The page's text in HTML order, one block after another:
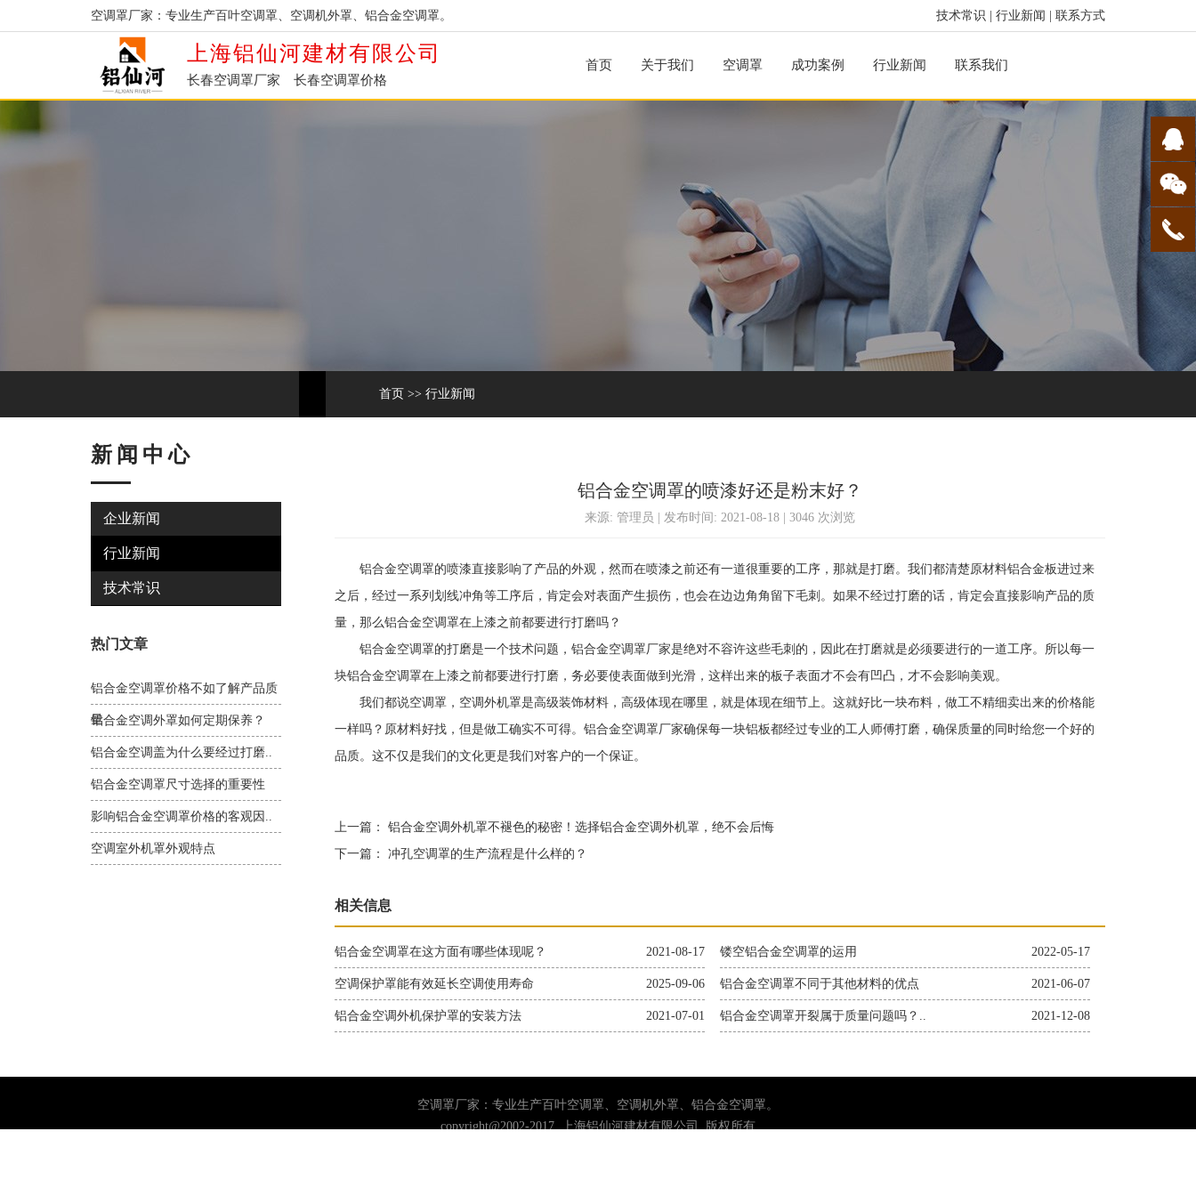
技术常识 行业新闻 联系方式
空调罩厂家：专业生产百叶空调罩、空调机外罩、铝合金空调罩。
上海铝仙河建材有限公司
长春空调罩厂家 长春空调罩价格
首页 关于我们 空调罩 成功案例 行业新闻 联系我们
首页 >> 行业新闻
新闻中心
企业新闻
行业新闻
技术常识
热门文章
铝合金空调罩价格不如了解产品质
量
铝合金空调外罩如何定期保养？
铝合金空调盖为什么要经过打磨..
铝合金空调罩尺寸选择的重要性
影响铝合金空调罩价格的客观因..
空调室外机罩外观特点
铝合金空调罩的喷漆好还是粉末好？
来源: 管理员 | 发布时间: 2021-08-18 | 3046 次浏览
铝合金空调罩的喷漆直接影响了产品的外观，然而在喷漆之前还有一道很重要的工序，那就是打磨。我们都清楚原材料铝合金板进过来
之后，经过一系列划线冲角等工序后，肯定会对表面产生损伤，也会在边边角角留下毛刺。如果不经过打磨的话，肯定会直接影响产品的质
量，那么铝合金空调罩在上漆之前都要进行打磨吗？
铝合金空调罩的打磨是一个技术问题，铝合金空调罩厂家是绝对不容许这些毛刺的，因此在打磨就是必须要进行的一道工序。所以每一
块铝合金空调罩在上漆之前都要进行打磨，务必要使表面做到光滑，这样出来的板子表面才不会有凹凸，才不会影响美观。
我们都说空调罩，空调外机罩是高级装饰材料，高级体现在哪里，就是体现在细节上。这就好比一块布料，做工不精细卖出来的价格能
一样吗？原材料好找，但是做工确实不可得。铝合金空调罩厂家确保每一块铝板都经过专业的工人师傅打磨，确保质量的同时给您一个好的
品质。这不仅是我们的文化更是我们对客户的一个保证。
上一篇：
铝合金空调外机罩不褪色的秘密！选择铝合金空调外机罩，绝不会后悔
下一篇：
冲孔空调罩的生产流程是什么样的？
相关信息
2021-08-17
铝合金空调罩在这方面有哪些体现呢？ 2022-05-17
镂空铝合金空调罩的运用
2025-09-06
空调保护罩能有效延长空调使用寿命 2021-06-07
铝合金空调罩不同于其他材料的优点
2021-07-01
铝合金空调外机保护罩的安装方法 2021-12-08
铝合金空调罩开裂属于质量问题吗？..
空调罩厂家：专业生产百叶空调罩、空调机外罩、铝合金空调罩。
copyright@2002-2017 上海铝仙河建材有限公司 版权所有